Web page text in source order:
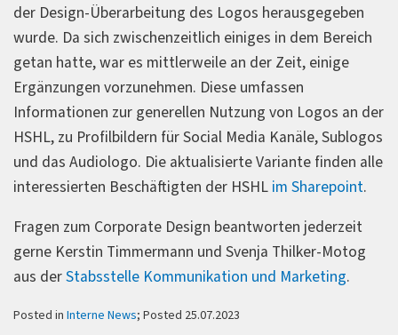
der Design-Überarbeitung des Logos herausgegeben
wurde. Da sich zwischenzeitlich einiges in dem Bereich
getan hatte, war es mittlerweile an der Zeit, einige
Ergänzungen vorzunehmen. Diese umfassen
Informationen zur generellen Nutzung von Logos an der
HSHL, zu Profilbildern für Social Media Kanäle, Sublogos
und das Audiologo. Die aktualisierte Variante finden alle
interessierten Beschäftigten der HSHL im Sharepoint.
Fragen zum Corporate Design beantworten jederzeit
gerne Kerstin Timmermann und Svenja Thilker-Motog
aus derStabsstelle Kommunikation und Marketing.
Posted in Interne News; Posted 25.07.2023